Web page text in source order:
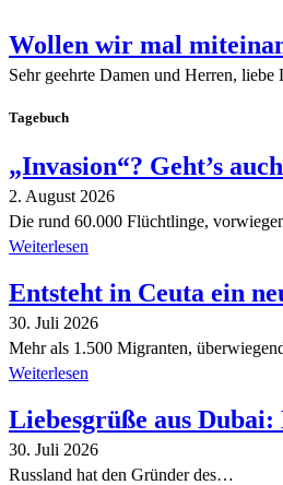
Wollen wir mal
Sehr geehrte Damen und Herren,
Tagebuch
„Invasion“? Geht’s
2. August 2026
Die rund 60.000 Flüchtlinge,
Weiterlesen
Entsteht in Ceuta ein
30. Juli 2026
Mehr als 1.500 Migranten,
Weiterlesen
Liebesgrüße aus
30. Juli 2026
Russland hat den Gründer des…